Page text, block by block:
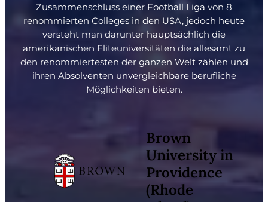
Zusammenschluss einer Football Liga von 8
renommierten Colleges in den USA, jedoch heute
versteht man darunter hauptsächlich die
amerikanischen Eliteuniversitäten die allesamt zu
den renommiertesten der ganzen Welt zählen und
ihren Absolventen unvergleichbare berufliche
Möglichkeiten bieten.
Brown
University in
Providence
(Rhode